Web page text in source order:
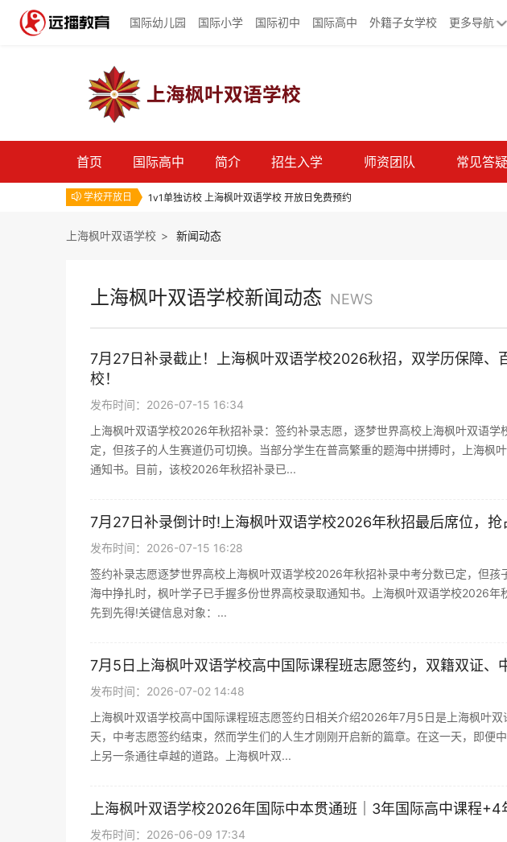
国际幼儿园 国际小学 国际初中 国际高中 外籍子女学校 更多导航
首页 国际高中 简介 招生入学 师资团队 常见答疑
 学校开放日
1v1单独访校 上海枫叶双语学校 开放日免费预约
上海枫叶双语学校 > 新闻动态
上海枫叶双语学校新闻动态 NEWS
7月27日补录截止！上海枫叶双语学校2026秋招，双学历保障、
校！
发布时间：2026-07-15 16:34
上海枫叶双语学校2026年秋招补录：签约补录志愿，逐梦世界高校上海枫叶双语
定，但孩子的人生赛道仍可切换。当部分学生在普高繁重的题海中拼搏时，上海枫
通知书。目前，该校2026年秋招补录已...
7月27日补录倒计时!上海枫叶双语学校2026年秋招最后席位，抢
发布时间：2026-07-15 16:28
签约补录志愿逐梦世界高校上海枫叶双语学校2026年秋招补录中考分数已定，但孩
海中挣扎时，枫叶学子已手握多份世界高校录取通知书。上海枫叶双语学校2026
先到先得!关键信息对象：...
7月5日上海枫叶双语学校高中国际课程班志愿签约，双籍双证、
发布时间：2026-07-02 14:48
上海枫叶双语学校高中国际课程班志愿签约日相关介绍2026年7月5日是上海枫叶
天，中考志愿签约结束，然而学生们的人生才刚刚开启新的篇章。在这一天，即便
上另一条通往卓越的道路。上海枫叶双...
上海枫叶双语学校2026年国际中本贯通班｜3年国际高中课程
发布时间：2026-06-09 17:34